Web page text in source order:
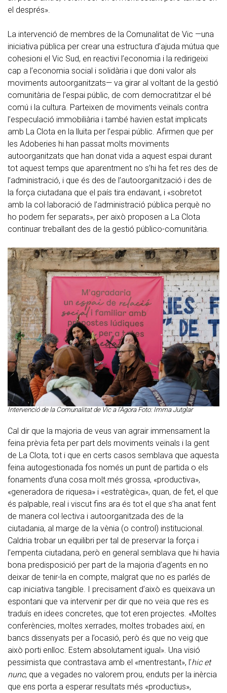
el després».
La intervenció de membres de la Comunalitat de Vic —una
iniciativa pública per crear una estructura d’ajuda mútua que
cohesioni el Vic Sud, en reactivi l’economia i la redirigeixi
cap a l’economia social i solidària i que doni valor als
moviments autoorganitzats— va girar al voltant de la gestió
comunitària de l’espai públic, de com democratitzar el bé
comú i la cultura. Parteixen de moviments veïnals contra
l’especulació immobiliària i també havien estat implicats
amb La Clota en la lluita per l’espai públic. Afirmen que per
les Adoberies hi han passat molts moviments
autoorganitzats que han donat vida a aquest espai durant
tot aquest temps que aparentment no s’hi ha fet res des de
l’administració, i que és des de l’autoorganització i des de
la força ciutadana que el país tira endavant, i «sobretot
amb la col·laboració de l’administració pública perquè no
ho podem fer separats», per això proposen a La Clota
continuar treballant des de la gestió público-comunitària.
Intervenció de la Comunalitat de Vic a l'Àgora Foto: Imma Jutglar
Cal dir que la majoria de veus van agrair immensament la
feina prèvia feta per part dels moviments veïnals i la gent
de La Clota, tot i que en certs casos semblava que aquesta
feina autogestionada fos només un punt de partida o els
fonaments d’una cosa molt més grossa, «productiva»,
«generadora de riquesa» i «estratègica», quan, de fet, el que
és palpable, real i viscut fins ara és tot el que s’ha anat fent
de manera col·lectiva i autoorganitzada des de la
ciutadania, al marge de la vènia (o control) institucional.
Caldria trobar un equilibri per tal de preservar la força i
l’empenta ciutadana, però en general semblava que hi havia
bona predisposició per part de la majoria d’agents en no
deixar de tenir-la en compte, malgrat que no es parlés de
cap iniciativa tangible. I precisament d’això es queixava un
espontani que va intervenir per dir que no veia que res es
traduís en idees concretes, que tot eren projectes. «Moltes
conferències, moltes xerrades, moltes trobades així, en
bancs dissenyats per a l’ocasió, però és que no veig que
això porti enlloc. Estem absolutament igual». Una visió
pessimista que contrastava amb el «mentrestant», l’hic et
nunc, que a vegades no valorem prou, enduts per la inèrcia
que ens porta a esperar resultats més «productius»,